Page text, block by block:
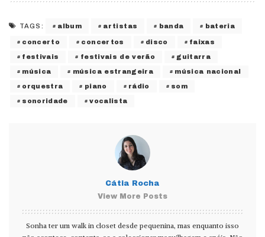
TAGS: album artistas banda bateria
concerto concertos disco faixas
festivais festivais de verão guitarra
música música estrangeira música nacional
orquestra piano rádio som
sonoridade vocalista
Cátia Rocha
View More Posts
Sonha ter um walk in closet desde pequenina, mas enquanto isso